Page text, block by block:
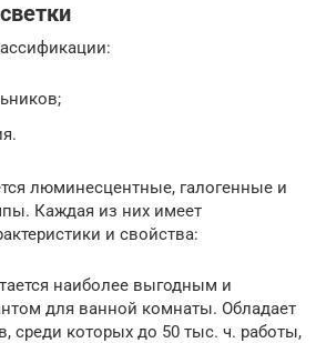
люминесцентные, галогенные и
Каждая из них имеет
и свойства:
наиболее выгодным и
для ванной комнаты. Обладает
среди которых до 50 тыс. ч. работы,